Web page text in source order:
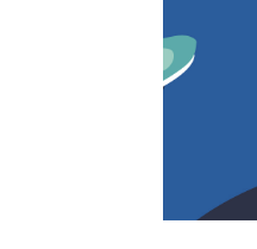
strategico
per